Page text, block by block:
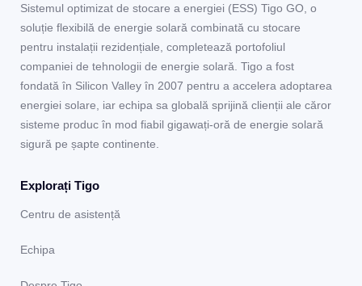
Sistemul optimizat de stocare a energiei (ESS) Tigo GO, o
soluție flexibilă de energie solară combinată cu stocare
pentru instalații rezidențiale, completează portofoliul
companiei de tehnologii de energie solară. Tigo a fost
fondată în Silicon Valley în 2007 pentru a accelera adoptarea
energiei solare, iar echipa sa globală sprijină clienții ale căror
sisteme produc în mod fiabil gigawați-oră de energie solară
sigură pe șapte continente.
Explorați Tigo
Centru de asistență
Echipa